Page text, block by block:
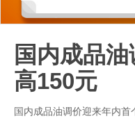
国内成品
高150元
国内成品油调价迎来年内